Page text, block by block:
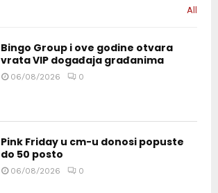
All
Bingo Group i ove godine otvara
vrata VIP događaja građanima
06/08/2026 0
Pink Friday u cm-u donosi popuste
do 50 posto
06/08/2026 0